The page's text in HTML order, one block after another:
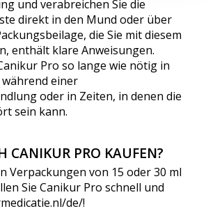
und verabreichen Sie die
direkt in den Mund oder über
die Sie mit diesem
enthält klare Anweisungen.
Pro so lange wie nötig in
einer
oder in Zeiten, in denen die
sein kann.
CANIKUR PRO KAUFEN?
Verpackungen von 15 oder 30 ml
Sie Canikur Pro schnell und
de/!